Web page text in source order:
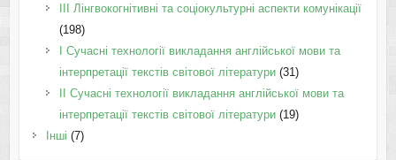
IІI Лінгвокогнітивні та соціокультурні аспекти комунікації
(198)
I Cучасні технології викладання англійської мови та
інтерпретації текстів світової літератури(31)
II Cучасні технології викладання англійської мови та
інтерпретації текстів світової літератури(19)
Інші (7)